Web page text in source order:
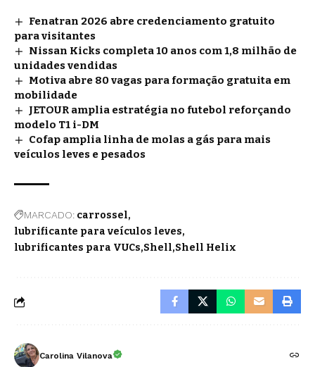
Fenatran 2026 abre credenciamento gratuito
para visitantes
Nissan Kicks completa 10 anos com 1,8 milhão de
unidades vendidas
Motiva abre 80 vagas para formação gratuita em
mobilidade
JETOUR amplia estratégia no futebol reforçando
modelo T1 i-DM
Cofap amplia linha de molas a gás para mais
veículos leves e pesados
MARCADO: carrossel
lubrificante para veículos leves
lubrificantes para VUCs Shell Shell Helix
Carolina Vilanova